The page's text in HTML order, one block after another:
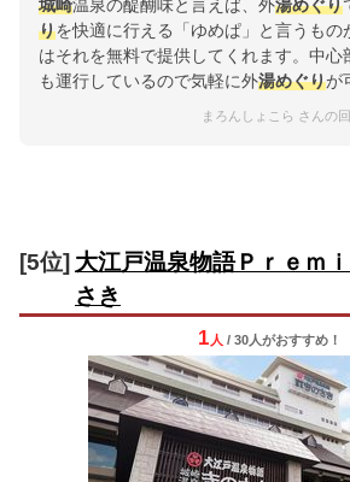
城崎温泉の醍醐味と言えば、外湯めぐり
りを快適に行える「ゆめぱ」と言うもの
はそれを無料で提供してくれます。中心
も運行しているので気軽に外湯めぐりが
まろんしょこら さんの
[5位] 大江戸温泉物語Ｐｒｅｍ
さき
1 人 / 30人がおすすめ！